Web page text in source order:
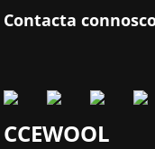
Contacta
CCEWOOL